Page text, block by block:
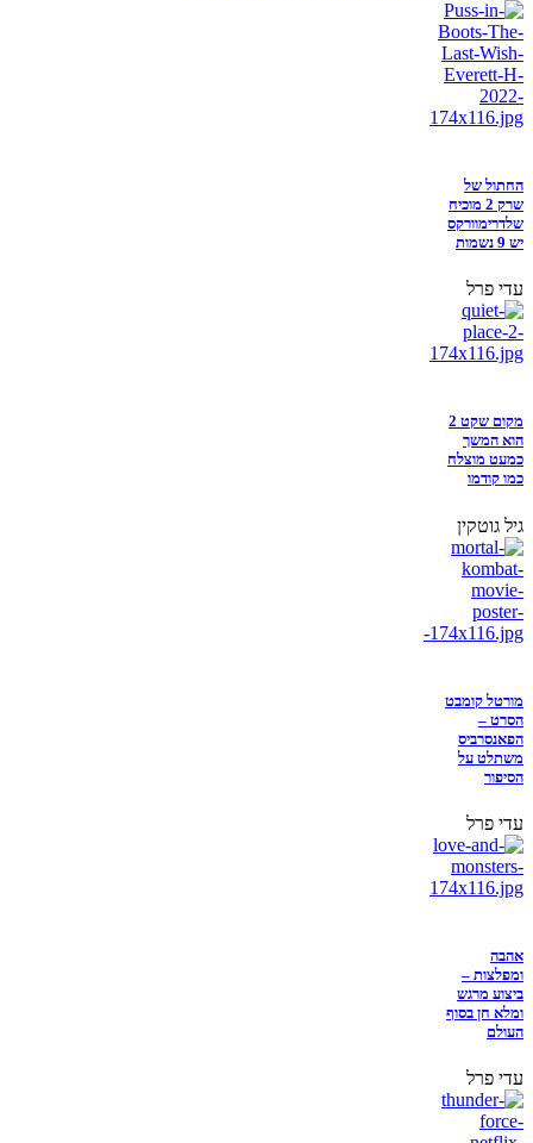
החתול של
שרק 2 מוכיח
שלדרימוורקס
יש 9 נשמות
עדי פרל
מקום שקט 2
הוא המשך
כמעט מוצלח
כמו קודמו
גיל גוטקין
מורטל קומבט
הסרט –
הפאנסרביס
משתלט על
הסיפור
עדי פרל
אהבה
ומפלצות –
ביצוע מרגש
ומלא חן בסוף
העולם
עדי פרל